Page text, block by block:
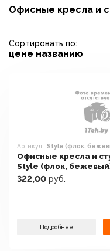
Офисные кресла и
Сортировать по:
цене названию
Артикул: Style (флок,
Офисные кресла и
Style (флок,
322,00 руб.
Подробнее